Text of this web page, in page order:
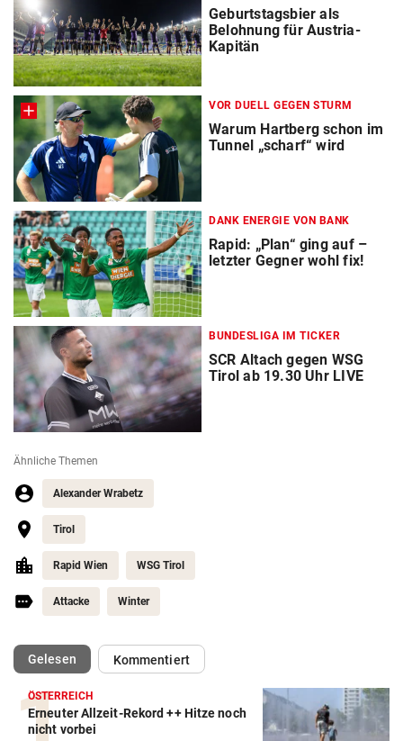
Geburtstagsbier als
Belohnung für Austria-
Kapitän
VOR DUELL GEGEN STURM
Warum Hartberg schon im
Tunnel „scharf“ wird
DANK ENERGIE VON BANK
Rapid: „Plan“ ging auf –
letzter Gegner wohl fix!
BUNDESLIGA IM TICKER
SCR Altach gegen WSG
Tirol ab 19.30 Uhr LIVE
Ähnliche Themen
Alexander Wrabetz
Tirol
Rapid Wien WSG Tirol
Attacke Winter
Gelesen(ausgewählt)Kommentiert
ÖSTERREICH
Erneuter Allzeit-Rekord ++ Hitze noch
nicht vorbei
Action-Cam Vergleich